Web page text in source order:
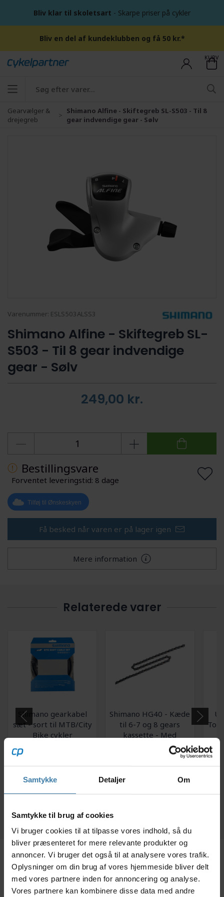
Samtykke Detaljer Om
Samtykke til brug af cookies
Vi bruger cookies til at tilpasse vores indhold, så du
bliver præsenteret for mere relevante produkter og
annoncer. Vi bruger det også til at analysere vores trafik.
Oplysninger om din brug af vores hjemmeside bliver delt
med vores partnere inden for annoncering og analyse.
Vores partnere kan kombinere disse data med andre
Bliv klar til skoletsart - Skarpe priser på cykler
Bliv en del af kundeklubben og få 50 kr.*
KURV
Gearvælger &
drejegreb
Shimano Alfine - Skiftegreb SL-S503 - Til 8
gear indvendige gear - Sølv
Varenummer: ESLS503ALSS3
Shimano Alfine - Skiftegreb SL-
S503 - Til 8 gear indvendige
gear - Sølv
249,00 kr.
Bestillingsvare
Forventet leveringstid: 8 dage
Tilføj til Ønskeskyen
Få besked når varen er på lager igen
Mere information
Relaterede varer
Shimano gearkabel
sæt - sort til MTB/City
Bike cykler
+10 på lager
Shimano HG40 - Kæde
til 6-7 og 8 gears
kassette - Med
samlestift - 116
Beskrivelse Specifikationer Dokumenter